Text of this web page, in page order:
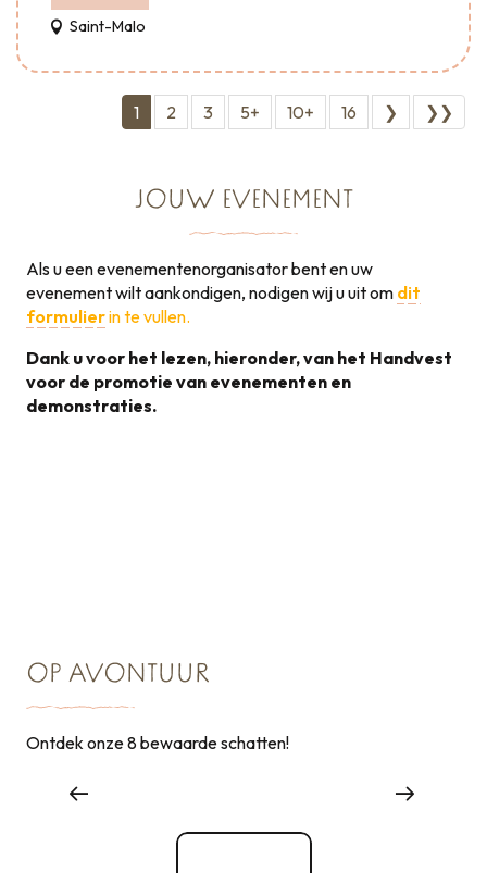
Saint-Malo
1 2 3 5+ 10+ 16 ❯ ❯❯
JOUW EVENEMENT
Als u een evenementenorganisator bent en uw
evenement wilt aankondigen, nodigen wij u uit om dit
formulierin te vullen.
Dank u voor het lezen, hieronder, van het Handvest
voor de promotie van evenementen en
demonstraties.
OP AVONTUUR
Ontdek onze 8 bewaarde schatten!